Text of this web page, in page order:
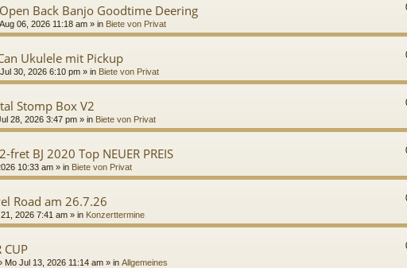
Back Banjo Goodtime Deering
06, 2026 11:18 am » in Biete von Privat
Ukulele mit Pickup
30, 2026 6:10 pm » in Biete von Privat
Stomp Box V2
28, 2026 3:47 pm » in Biete von Privat
fret BJ 2020 Top NEUER PREIS
10:33 am » in Biete von Privat
Road am 26.7.26
2026 7:41 am » in Konzerttermine
CUP
Mo Jul 13, 2026 11:14 am » in Allgemeines